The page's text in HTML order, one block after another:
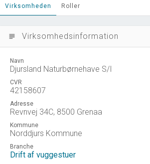
Virksomheden Roller
subject Virksomhedsinformation
Navn
Djursland Naturbørnehave S/I
CVR
42158607
Adresse
Revnvej 34C, 8500 Grenaa
Kommune
Norddjurs Kommune
Branche
Drift af vuggestuer